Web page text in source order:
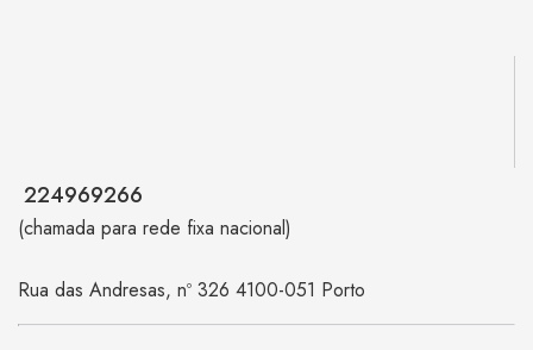
224969266
(chamada para rede fixa nacional)
Rua das Andresas, nº 326 4100-051 Porto